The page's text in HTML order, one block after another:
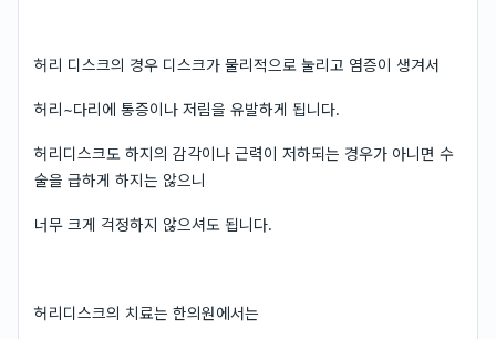
허리 디스크의 경우 디스크가 물리적으로 눌리고 염증이 생겨서
허리~다리에 통증이나 저림을 유발하게 됩니다.
허리디스크도 하지의 감각이나 근력이 저하되는 경우가 아니면 수
술을 급하게 하지는 않으니
너무 크게 걱정하지 않으셔도 됩니다.
허리디스크의 치료는 한의원에서는